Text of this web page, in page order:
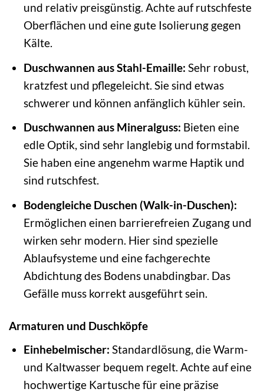
und relativ preisgünstig. Achte auf rutschfeste
Oberflächen und eine gute Isolierung gegen
Kälte.
Duschwannen aus Stahl-Emaille: Sehr robust,
kratzfest und pflegeleicht. Sie sind etwas
schwerer und können anfänglich kühler sein.
Duschwannen aus Mineralguss: Bieten eine
edle Optik, sind sehr langlebig und formstabil.
Sie haben eine angenehm warme Haptik und
sind rutschfest.
Bodengleiche Duschen (Walk-in-Duschen):
Ermöglichen einen barrierefreien Zugang und
wirken sehr modern. Hier sind spezielle
Ablaufsysteme und eine fachgerechte
Abdichtung des Bodens unabdingbar. Das
Gefälle muss korrekt ausgeführt sein.
Armaturen und Duschköpfe
Einhebelmischer: Standardlösung, die Warm-
und Kaltwasser bequem regelt. Achte auf eine
hochwertige Kartusche für eine präzise